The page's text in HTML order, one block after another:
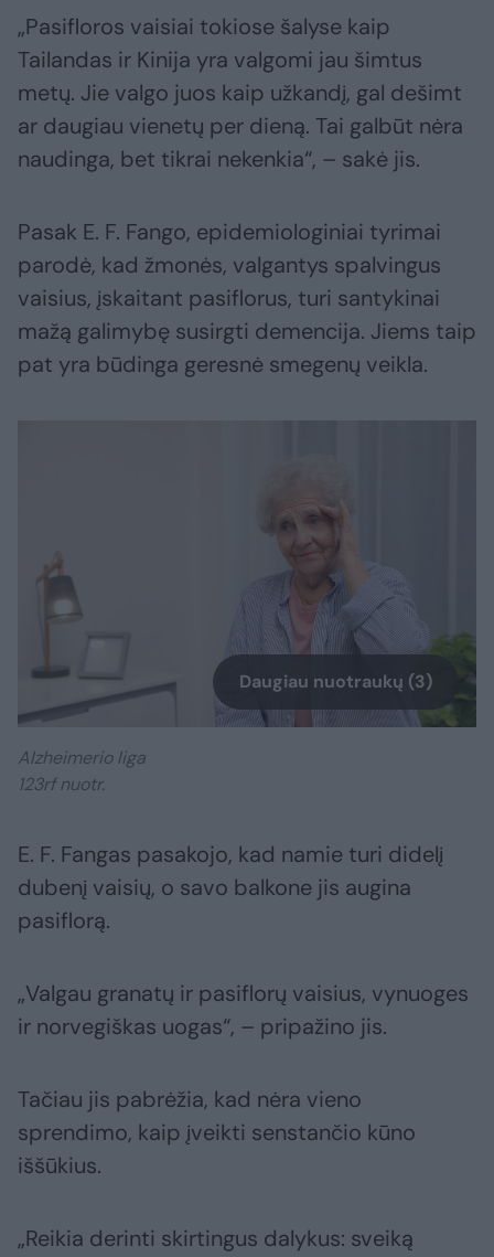
„Pasifloros vaisiai tokiose šalyse kaip
Tailandas ir Kinija yra valgomi jau šimtus
metų. Jie valgo juos kaip užkandį, gal dešimt
ar daugiau vienetų per dieną. Tai galbūt nėra
naudinga, bet tikrai nekenkia“, – sakė jis.
Pasak E. F. Fango, epidemiologiniai tyrimai
parodė, kad žmonės, valgantys spalvingus
vaisius, įskaitant pasiflorus, turi santykinai
mažą galimybę susirgti demencija. Jiems taip
pat yra būdinga geresnė smegenų veikla.
Daugiau nuotraukų (3)
Alzheimerio liga
123rf nuotr.
E. F. Fangas pasakojo, kad namie turi didelį
dubenį vaisių, o savo balkone jis augina
pasiflorą.
„Valgau granatų ir pasiflorų vaisius, vynuoges
ir norvegiškas uogas“, – pripažino jis.
Tačiau jis pabrėžia, kad nėra vieno
sprendimo, kaip įveikti senstančio kūno
iššūkius.
„Reikia derinti skirtingus dalykus: sveiką